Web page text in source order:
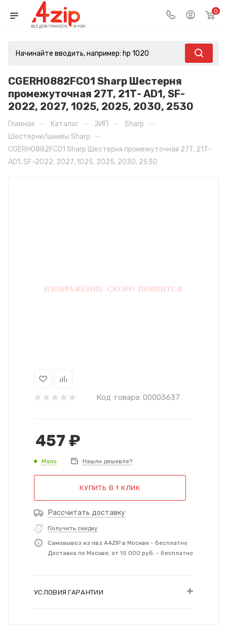
0
CGERH0882FC01 Sharp Шестерня
промежуточная 27T, 21Т- AD1, SF-
2022, 2027, 1025, 2025, 2030, 2530
Главная — Каталог — ЗИП — Sharp —
Шестерни/шкивы Sharp —
CGERH0882FC01 Sharp Шестерня промежуточная 27T, 21Т-
AD1, SF-2022, 2027, 1025, 2025, 2030, 2530
Код товара: 00003637
457 ₽
Мало Нашли дешевле?
КУПИТЬ В 1 КЛИК
Рассчитать доставку
Получить скидку
Самовывоз из пвз A4ZIP в Москве - бесплатно
Доставка по Москве, от 15 000 руб. - бесплатно
УСЛОВИЯ ГАРАНТИИ